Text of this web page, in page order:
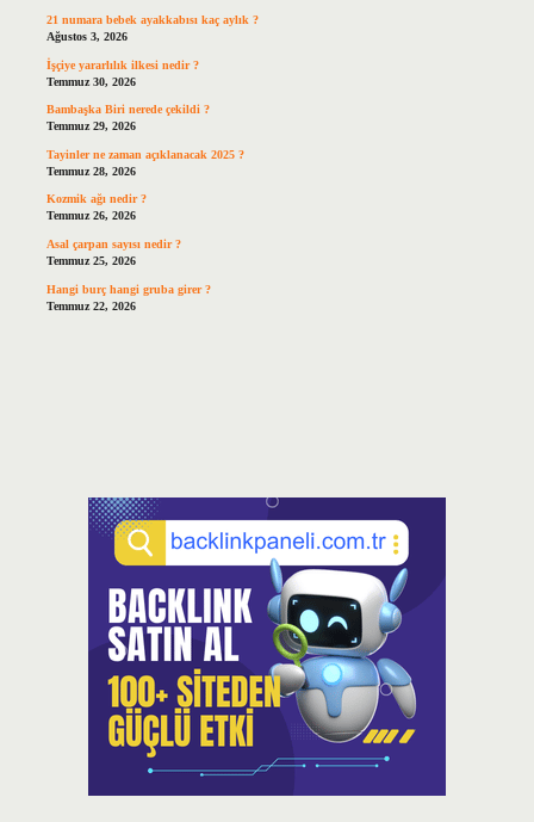
21 numara bebek ayakkabısı kaç aylık ?
Ağustos 3, 2026
İşçiye yararlılık ilkesi nedir ?
Temmuz 30, 2026
Bambaşka Biri nerede çekildi ?
Temmuz 29, 2026
Tayinler ne zaman açıklanacak 2025 ?
Temmuz 28, 2026
Kozmik ağı nedir ?
Temmuz 26, 2026
Asal çarpan sayısı nedir ?
Temmuz 25, 2026
Hangi burç hangi gruba girer ?
Temmuz 22, 2026